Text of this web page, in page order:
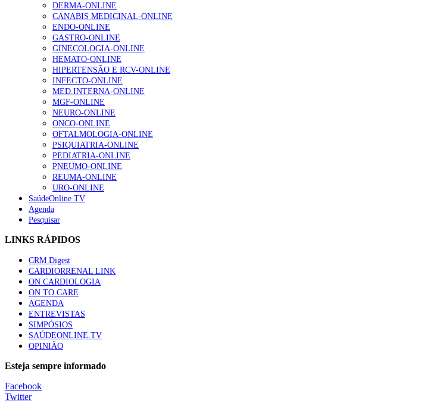
“Os programas de rastreio do cancro do pulmão são custo-efetivos e representam um investimento
93 visualizações
Quase quatro em cada dez doentes com enfarte apresentavam níveis elevados de Lp(a), revela estudo
87 visualizações
Trodelvy aprovado para primeira linha no cancro da mama triplo negativo metastático em doentes
61 visualizações
DERMA-ONLINE
CANABIS MEDICINAL-ONLINE
ENDO-ONLINE
GASTRO-ONLINE
GINECOLOGIA-ONLINE
HEMATO-ONLINE
HIPERTENSÃO E RCV-ONLINE
INFECTO-ONLINE
MED.INTERNA-ONLINE
MGF-ONLINE
NEURO-ONLINE
ONCO-ONLINE
OFTALMOLOGIA-ONLINE
PSIQUIATRIA-ONLINE
PEDIATRIA-ONLINE
PNEUMO-ONLINE
REUMA-ONLINE
URO-ONLINE
SaúdeOnline TV
Agenda
Pesquisar
LINKS RÁPIDOS
CRM Digest
CARDIORRENAL LINK
ON CARDIOLOGIA
ON TO CARE
AGENDA
ENTREVISTAS
SIMPÓSIOS
SAÚDEONLINE.TV
OPINIÃO
Esteja sempre informado
Facebook
Twitter